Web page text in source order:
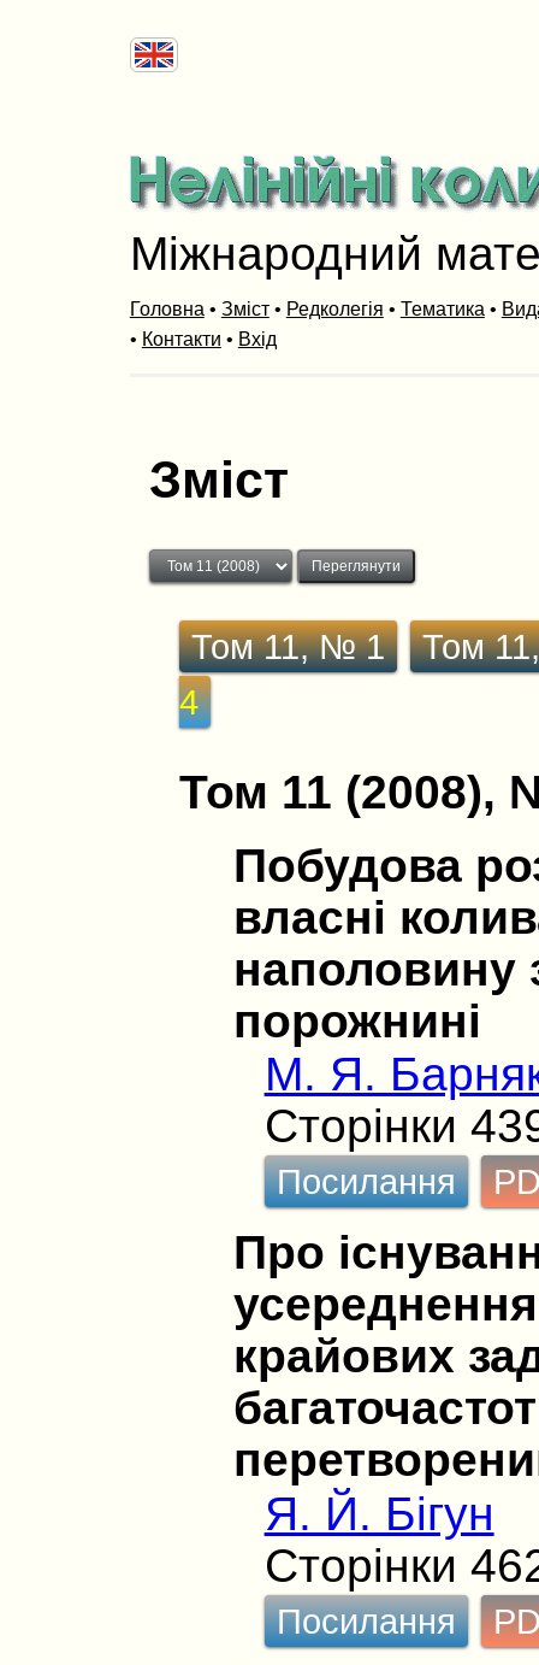
Міжнародний
Головна • Зміст• Редколегія • Тематика •
• Контакти • Вхід
Зміст
Том 11, № 1
Том
4
Том 11 (2008),
Побудова
власні
наполовину
порожнині
М. Я.
Сторінки
Посилання
Про
крайових
Я. Й. Бігун
Сторінки
Посилання